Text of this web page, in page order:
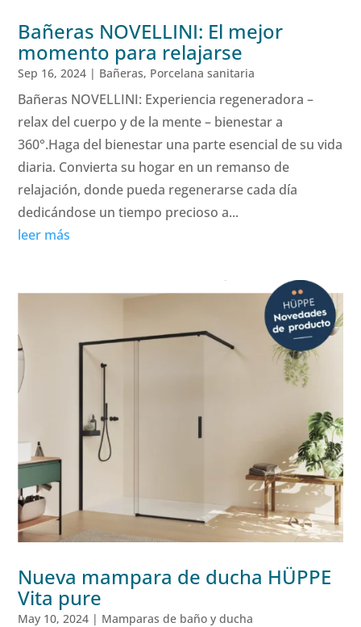
Bañeras NOVELLINI: El mejor
momento para relajarse
Sep 16, 2024 | Bañeras, Porcelana sanitaria
Bañeras NOVELLINI: Experiencia regeneradora –
relax del cuerpo y de la mente – bienestar a
360°.Haga del bienestar una parte esencial de su vida
diaria. Convierta su hogar en un remanso de
relajación, donde pueda regenerarse cada día
dedicándose un tiempo precioso a...
leer más
Nueva mampara de ducha HÜPPE
Vita pure
May 10, 2024 | Mamparas de baño y ducha